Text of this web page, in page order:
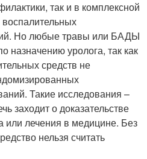
так и в комплексной
Но любые травы или БАДЫ
назначению уролога, так как
средств не
Такие исследования –
заходит о доказательстве
или лечения в медицине. Без
нельзя считать